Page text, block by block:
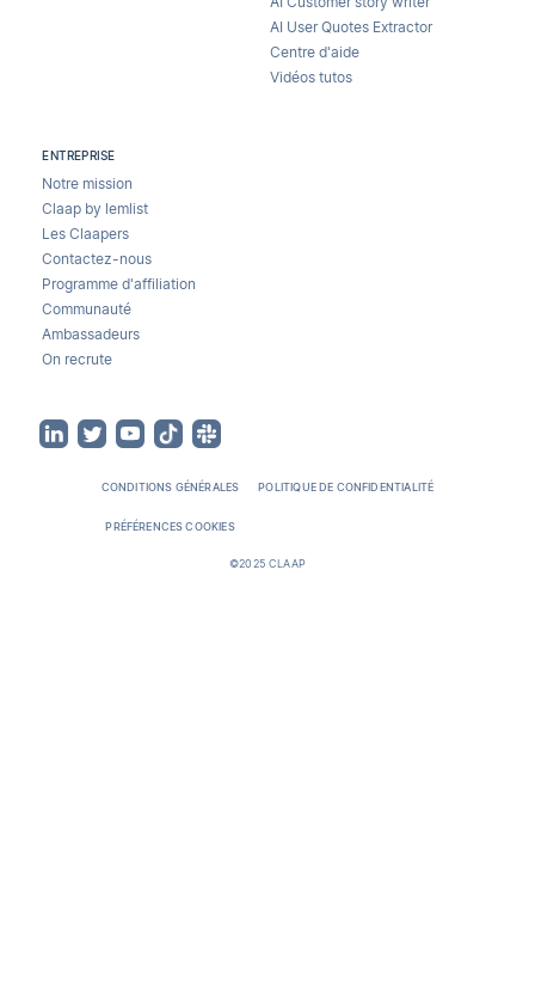
AI User Quotes Extractor
Centre d'aide
Vidéos tutos
ENTREPRISE
Notre mission
Claap by lemlist
Les Claapers
Contactez-nous
Programme d'affiliation
Communauté
Ambassadeurs
On recrute
CONDITIONS GÉNÉRALES POLITIQUE DE CONFIDENTIALITÉ
PRÉFÉRENCES COOKIES
©2025 CLAAP